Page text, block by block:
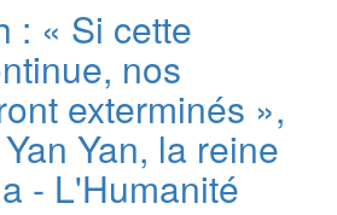
: « Si cette
nos
exterminés »,
Yan, la reine
- L'Humanité